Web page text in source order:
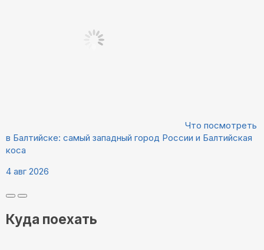
Что посмотреть
в Балтийске: самый западный город России и Балтийская
коса
4 авг 2026
Куда поехать